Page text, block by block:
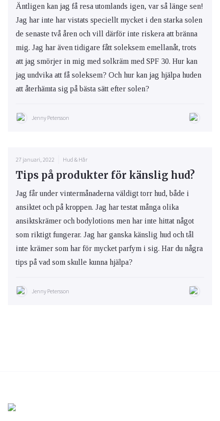
Äntligen kan jag få resa utomlands igen, var så länge sen!
Jag har inte har vistats speciellt mycket i den starka solen
de senaste två åren och vill därför inte riskera att bränna
mig. Jag har även tidigare fått soleksem emellanåt, trots
att jag smörjer in mig med solkräm med SPF 30. Hur kan
jag undvika att få soleksem? Och hur kan jag hjälpa huden
att återhämta sig på bästa sätt efter solen?
Jenny Petersson
27 januari, 2022 Hud & Hår
Tips på produkter för känslig hud?
Jag får under vintermånaderna väldigt torr hud, både i
ansiktet och på kroppen. Jag har testat många olika
ansiktskrämer och bodylotions men har inte hittat något
som riktigt fungerar. Jag har ganska känslig hud och tål
inte krämer som har för mycket parfym i sig. Har du några
tips på vad som skulle kunna hjälpa?
Jenny Petersson